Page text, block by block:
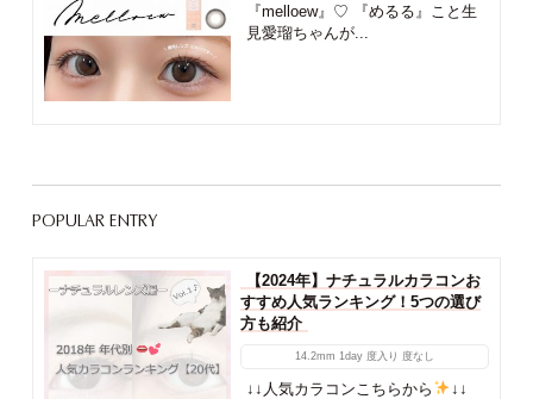
『melloew』♡ 『めるる』こと生
見愛瑠ちゃんが...
POPULAR ENTRY
【2024年】ナチュラルカラコンお
すすめ人気ランキング！5つの選び
方も紹介
14.2mm 1day 度入り 度なし
↓↓人気カラコンこちらから
↓↓